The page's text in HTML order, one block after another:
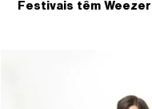
Festivais têm